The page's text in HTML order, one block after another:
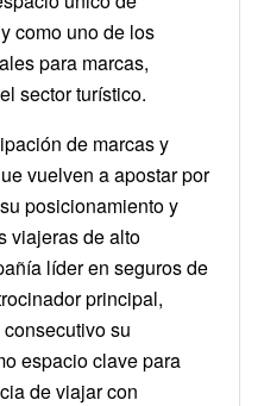
como uno de los
para marcas,
sector turístico.
de marcas y
vuelven a apostar por
posicionamiento y
viajeras de alto
líder en seguros de
principal,
su
espacio clave para
de viajar con